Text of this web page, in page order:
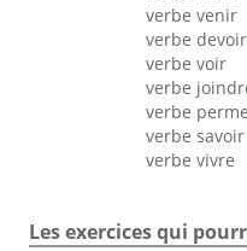
verbe venir
verbe devoir
verbe voir
verbe
verbe
verbe savoir
verbe vivre
Les exercices qui